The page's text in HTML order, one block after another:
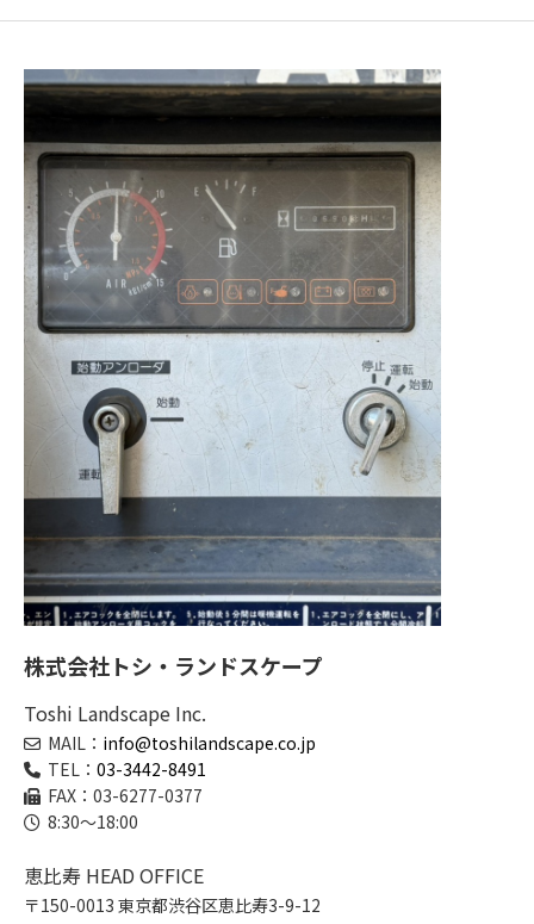
株式会社トシ・ランドスケープ
Toshi Landscape Inc.
MAIL： info@toshilandscape.co.jp
TEL： 03-3442-8491
FAX：03-6277-0377
8:30～18:00
恵比寿 HEAD OFFICE
〒150-0013 東京都渋谷区恵比寿3-9-12